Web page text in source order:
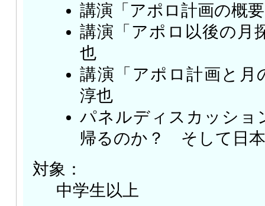
講演「アポロ計画の概
講演「アポロ以後の月
也
講演「アポロ計画と月
淳也
パネルディスカッショ
帰るのか？ そして日
対象：
中学生以上